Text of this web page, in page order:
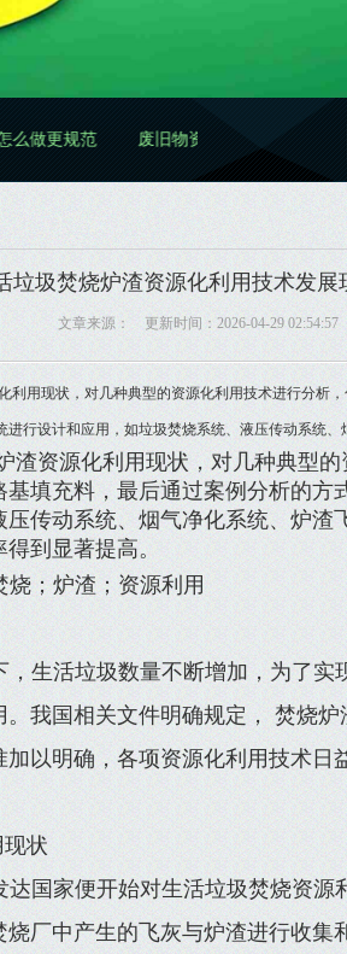
废旧物资清理怎么做更高效更规范 废
垃圾焚烧炉渣资源化利用技术发展
文章来源： 更新时间：2026-04-29 02:54:57
利用现状，对几种典型的资源化利用技术进行分析
进行设计和应用，如垃圾焚烧系统、液压传动系统
渣资源化利用现状，对几种典型
填充料，最后通过案例分析的方
传动系统、烟气净化系统、炉渣
到显著提高。
烧；炉渣；资源利用
，生活垃圾数量不断增加，为了实
我国相关文件明确规定， 焚烧
以明确，各项资源化利用技术日
状
达国家便开始对生活垃圾焚烧资源
厂中产生的飞灰与炉渣进行收集